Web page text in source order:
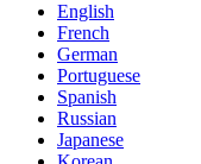
English
French
German
Portuguese
Spanish
Russian
Japanese